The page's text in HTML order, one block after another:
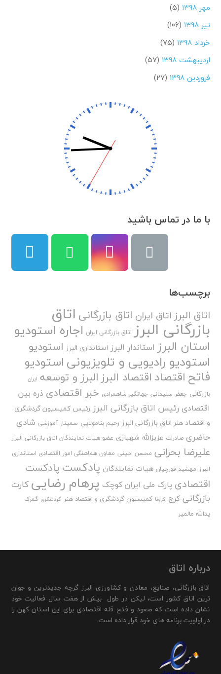
مهر ۱۳۹۸
(۵)
تیر ۱۳۹۸
(۱۰۶)
خرداد ۱۳۹۸
(۷۵)
اردیبهشت ۱۳۹۸
(۵۷)
فروردین ۱۳۹۸
(۲۷)
با ما در تماس باشید
برچسب‌ها
اتاق البرز اتاق ایران اتاق بازرگانی اتاق
بازرگانی البرز اتاق بازرگانی ایران اجاره استودیو
استان البرز استاندار البرز استانداری البرز استودیو
استودیو رادیویی و تلویزیونیاستودیو
فاتح اقتصاد اقتصاد البرزالبرز و توسعه ایران
بازرگانی جعفر سلیمانی جهانگیر شاهمرادی خبر اقتصادی ذره بین
اقتصادی رئیس اتاق بازرگانی البرز رئیس کمیسیون گردشگری
و اقتصاد هنر اتاق بازرگانی البرز رحیم بنامولایی سمینار آموزشی شادی
حاضری صادرات عزیزالله شهبازی عضو هیات نمایندگان اتاق بازرگانی البرز
علیرضا بحرانی محسن امینی معاون هماهنگی امور اقتصادی استانداری
البرز مهشید قورچیان هیات نمایندگان پادکست پادکست
اقتصادی پارک ملی ایران کوچک پرهام رضایی کارت
بازرگانی کرج کرونا کمیسیون گردشگری و اقتصاد هنر گردشگری گمرک
یدالله مالمیر
درباره اتاق
اتاق بازرگانی، صنایع، معادن و کشاورزی البرز گرچه جدیدترین و جوان
ترین اتاق کشور است، لیکن در طول بیش از هفت سال فعالیت خود
نشان داده است که صعود و فتح قله اقتصادی برای این استان کهن را
در اولویت برنامه های خود قرار داده است.